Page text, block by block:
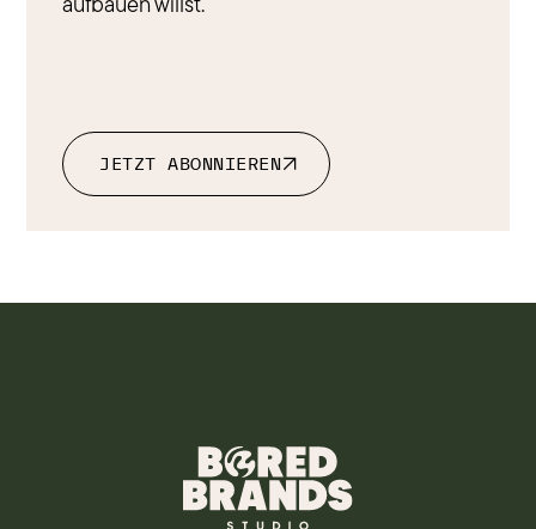
aufbauen willst.
JETZT ABONNIEREN